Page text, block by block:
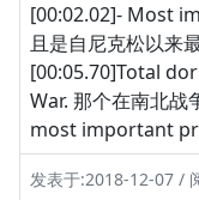
[00:02.02]- Most
且是自尼克松以来
[00:05.70]Total
War. 那个在南北
most important
发表于:2018-12-07 /